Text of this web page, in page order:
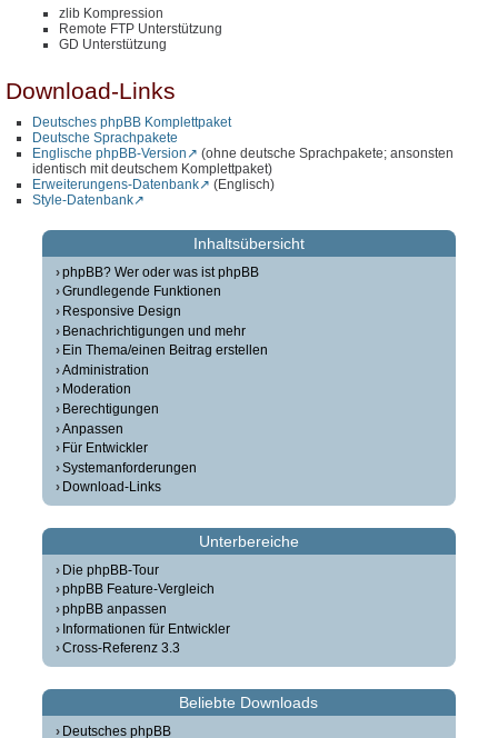
zlib Kompression
Remote FTP Unterstützung
GD Unterstützung
Download-Links
Deutsches phpBB Komplettpaket
Deutsche Sprachpakete
Englische phpBB-Version
(ohne deutsche Sprachpakete; ansonsten
identisch mit deutschem Komplettpaket)
Erweiterungens-Datenbank
(Englisch)
Style-Datenbank
Inhaltsübersicht
phpBB? Wer oder was ist phpBB
Grundlegende Funktionen
Responsive Design
Benachrichtigungen und mehr
Ein Thema/einen Beitrag erstellen
Administration
Moderation
Berechtigungen
Anpassen
Für Entwickler
Systemanforderungen
Download-Links
Unterbereiche
Die phpBB-Tour
phpBB Feature-Vergleich
phpBB anpassen
Informationen für Entwickler
Cross-Referenz 3.3
Beliebte Downloads
Deutsches phpBB